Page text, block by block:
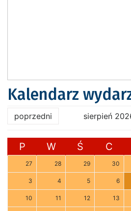
Kalendarz
poprzedni sierpień
P W Ś C
27 28 29 30
3 4 5 6
10 11 12 13